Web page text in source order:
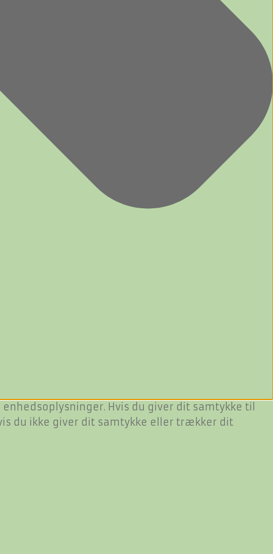
Hvis du giver dit samtykke til
du ikke giver dit samtykke eller trækker dit